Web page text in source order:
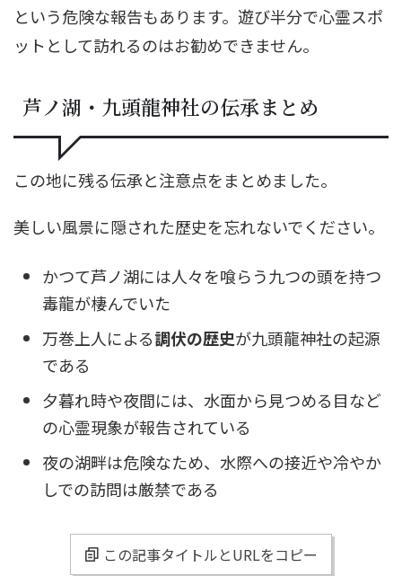
という危険な報告もあります。遊び半分で心霊スポ
ットとして訪れるのはお勧めできません。
芦ノ湖・九頭龍神社の伝承まとめ
この地に残る伝承と注意点をまとめました。
美しい風景に隠された歴史を忘れないでください。
かつて芦ノ湖には人々を喰らう九つの頭を持つ
毒龍が棲んでいた
万巻上人による調伏の歴史が九頭龍神社の起源
である
夕暮れ時や夜間には、水面から見つめる目など
の心霊現象が報告されている
夜の湖畔は危険なため、水際への接近や冷やか
しでの訪問は厳禁である
この記事タイトルとURLをコピー